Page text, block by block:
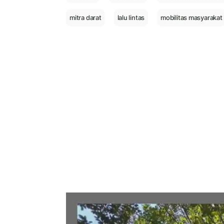
mitra darat lalu lintas mobilitas masyarakat